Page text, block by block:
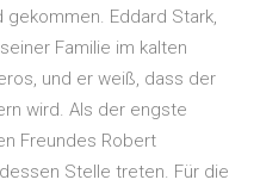
Eddard Stark,
Familie im kalten
und er weiß, dass der
wird. Als der engste
Freundes Robert
Stelle treten. Für die